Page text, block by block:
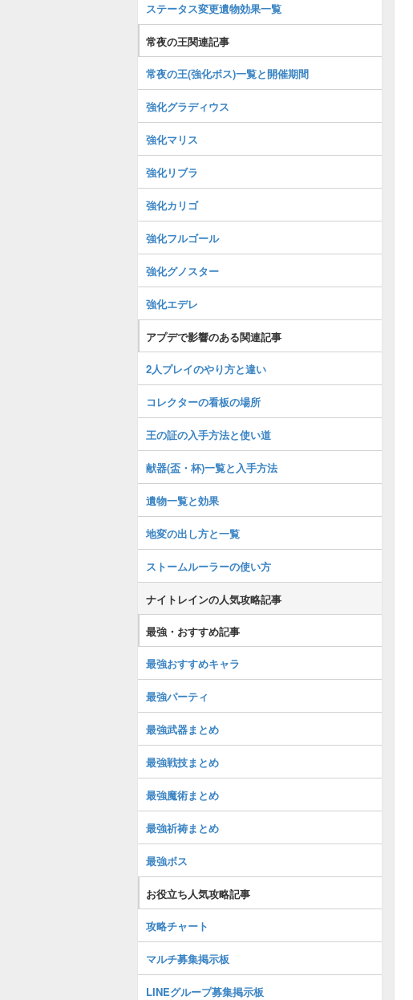
ステータス変更遺物効果一覧
常夜の王関連記事
常夜の王(強化ボス)一覧と開催期間
強化グラディウス
強化マリス
強化リブラ
強化カリゴ
強化フルゴール
強化グノスター
強化エデレ
アプデで影響のある関連記事
2人プレイのやり方と違い
コレクターの看板の場所
王の証の入手方法と使い道
献器(盃・杯)一覧と入手方法
遺物一覧と効果
地変の出し方と一覧
ストームルーラーの使い方
ナイトレインの人気攻略記事
最強・おすすめ記事
最強おすすめキャラ
最強パーティ
最強武器まとめ
最強戦技まとめ
最強魔術まとめ
最強祈祷まとめ
最強ボス
お役立ち人気攻略記事
攻略チャート
マルチ募集掲示板
LINEグループ募集掲示板